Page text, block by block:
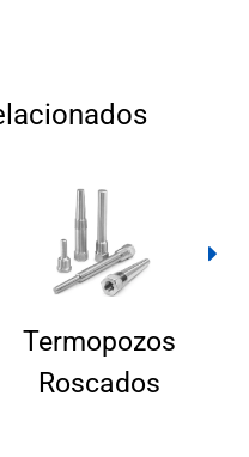
Termopozos
Roscados